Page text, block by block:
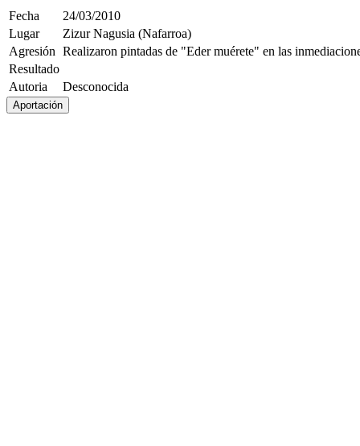
Fecha
24/03/2010
Lugar
Zizur Nagusia (Nafarroa)
Agresión Realizaron pintadas de "Eder muérete" en las
Resultado
Autoria
Desconocida